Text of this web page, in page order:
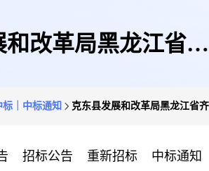
和改革局黑龙江省齐
标｜中标通知 克东县发展和改革局黑龙江省
招标公告 重新招标 中标通知